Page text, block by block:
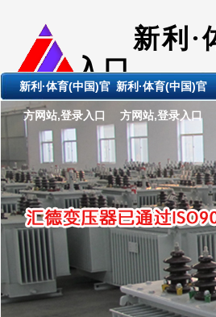
新利·
入口
新利·体育(中国)官
方网站,登录入口
新利·体育(中国)官
方网站,登录入口